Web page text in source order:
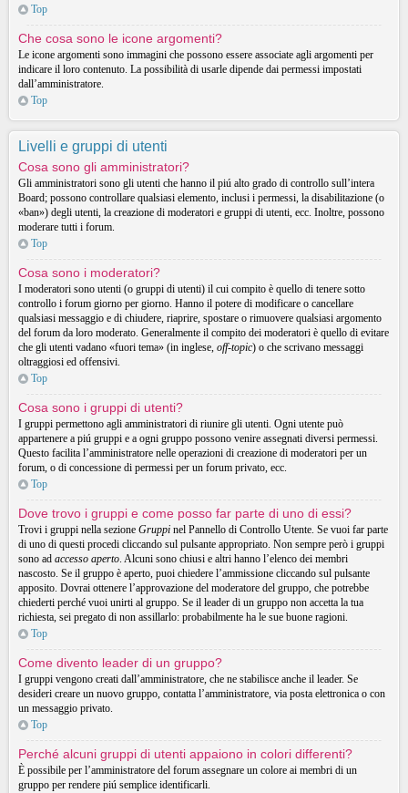
Top
Che cosa sono le icone argomenti?
Le icone argomenti sono immagini che possono essere associate agli argomenti per
indicare il loro contenuto. La possibilità di usarle dipende dai permessi impostati
dall’amministratore.
Top
Livelli e gruppi di utenti
Cosa sono gli amministratori?
Gli amministratori sono gli utenti che hanno il piú alto grado di controllo sull’intera
Board; possono controllare qualsiasi elemento, inclusi i permessi, la disabilitazione (o
«ban») degli utenti, la creazione di moderatori e gruppi di utenti, ecc. Inoltre, possono
moderare tutti i forum.
Top
Cosa sono i moderatori?
I moderatori sono utenti (o gruppi di utenti) il cui compito è quello di tenere sotto
controllo i forum giorno per giorno. Hanno il potere di modificare o cancellare
qualsiasi messaggio e di chiudere, riaprire, spostare o rimuovere qualsiasi argomento
del forum da loro moderato. Generalmente il compito dei moderatori è quello di evitare
che gli utenti vadano «fuori tema» (in inglese, off-topic) o che scrivano messaggi
oltraggiosi ed offensivi.
Top
Cosa sono i gruppi di utenti?
I gruppi permettono agli amministratori di riunire gli utenti. Ogni utente può
appartenere a piú gruppi e a ogni gruppo possono venire assegnati diversi permessi.
Questo facilita l’amministratore nelle operazioni di creazione di moderatori per un
forum, o di concessione di permessi per un forum privato, ecc.
Top
Dove trovo i gruppi e come posso far parte di uno di essi?
Trovi i gruppi nella sezione Gruppi nel Pannello di Controllo Utente. Se vuoi far parte
di uno di questi procedi cliccando sul pulsante appropriato. Non sempre però i gruppi
sono ad accesso aperto. Alcuni sono chiusi e altri hanno l’elenco dei membri
nascosto. Se il gruppo è aperto, puoi chiedere l’ammissione cliccando sul pulsante
apposito. Dovrai ottenere l’approvazione del moderatore del gruppo, che potrebbe
chiederti perché vuoi unirti al gruppo. Se il leader di un gruppo non accetta la tua
richiesta, sei pregato di non assillarlo: probabilmente ha le sue buone ragioni.
Top
Come divento leader di un gruppo?
I gruppi vengono creati dall’amministratore, che ne stabilisce anche il leader. Se
desideri creare un nuovo gruppo, contatta l’amministratore, via posta elettronica o con
un messaggio privato.
Top
Perché alcuni gruppi di utenti appaiono in colori differenti?
È possibile per l’amministratore del forum assegnare un colore ai membri di un
gruppo per rendere piú semplice identificarli.